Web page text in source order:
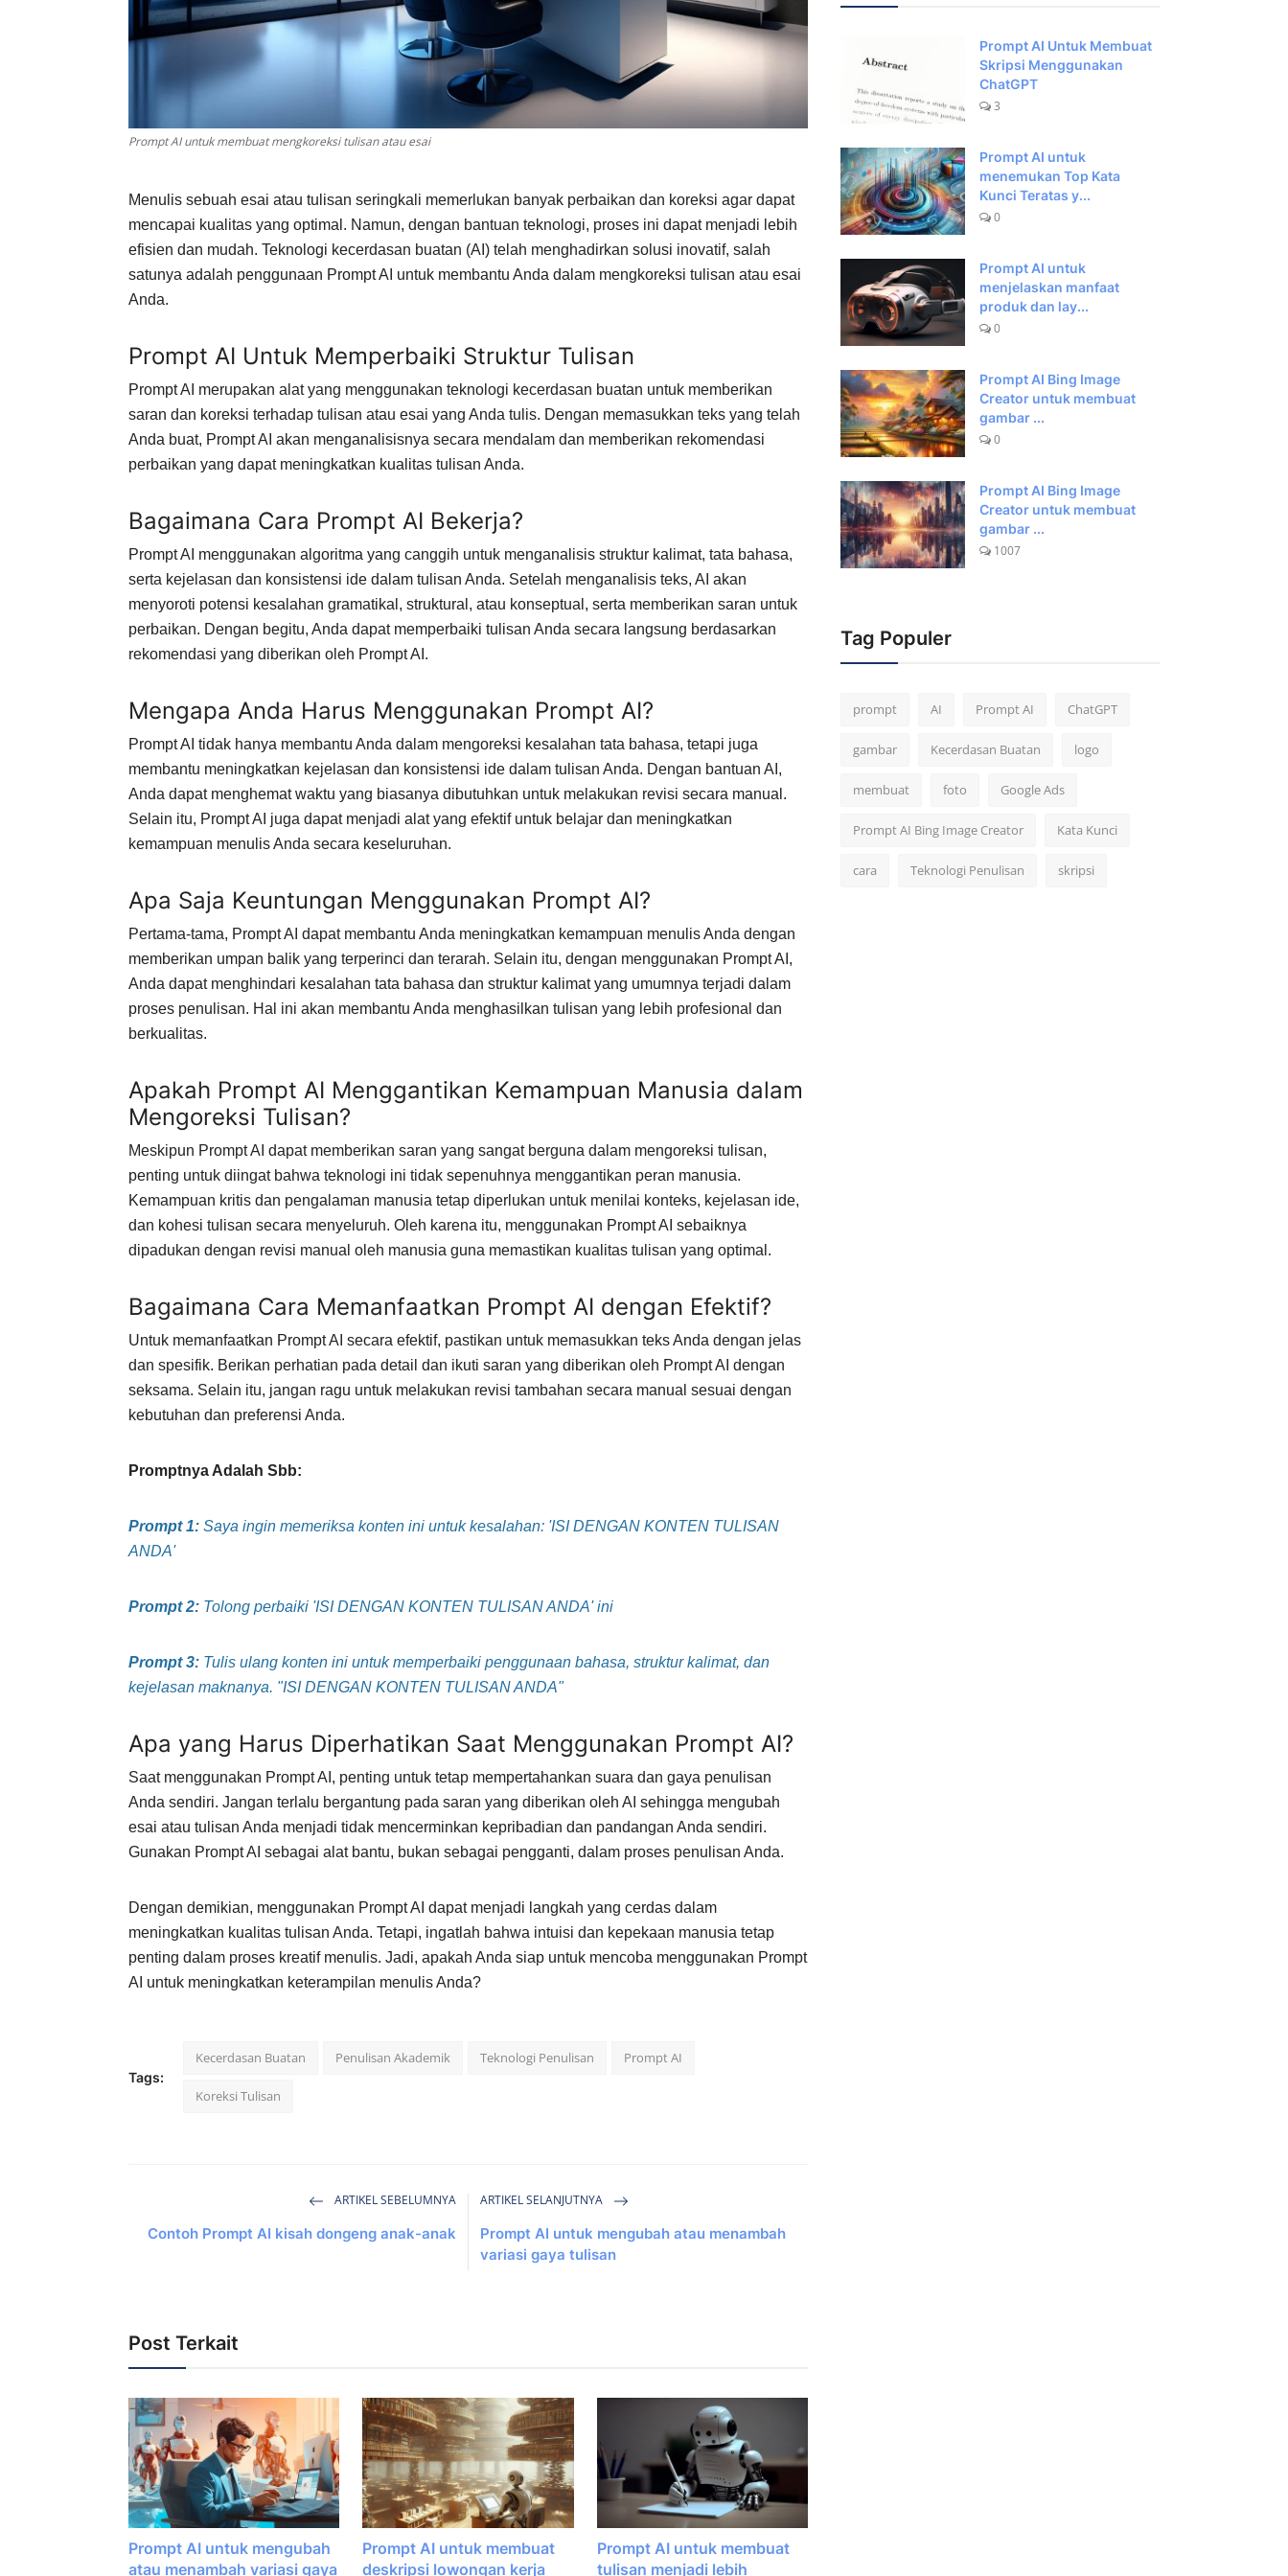
Prompt AI untuk membuat mengkoreksi tulisan atau esai
Menulis sebuah esai atau tulisan seringkali memerlukan banyak perbaikan dan koreksi agar dapat
mencapai kualitas yang optimal. Namun, dengan bantuan teknologi, proses ini dapat menjadi lebih
efisien dan mudah. Teknologi kecerdasan buatan (AI) telah menghadirkan solusi inovatif, salah
satunya adalah penggunaan Prompt AI untuk membantu Anda dalam mengkoreksi tulisan atau esai
Anda.
Prompt AI Untuk Memperbaiki Struktur Tulisan
Prompt AI merupakan alat yang menggunakan teknologi kecerdasan buatan untuk memberikan
saran dan koreksi terhadap tulisan atau esai yang Anda tulis. Dengan memasukkan teks yang telah
Anda buat, Prompt AI akan menganalisisnya secara mendalam dan memberikan rekomendasi
perbaikan yang dapat meningkatkan kualitas tulisan Anda.
Bagaimana Cara Prompt AI Bekerja?
Prompt AI menggunakan algoritma yang canggih untuk menganalisis struktur kalimat, tata bahasa,
serta kejelasan dan konsistensi ide dalam tulisan Anda. Setelah menganalisis teks, AI akan
menyoroti potensi kesalahan gramatikal, struktural, atau konseptual, serta memberikan saran untuk
perbaikan. Dengan begitu, Anda dapat memperbaiki tulisan Anda secara langsung berdasarkan
rekomendasi yang diberikan oleh Prompt AI.
Mengapa Anda Harus Menggunakan Prompt AI?
Prompt AI tidak hanya membantu Anda dalam mengoreksi kesalahan tata bahasa, tetapi juga
membantu meningkatkan kejelasan dan konsistensi ide dalam tulisan Anda. Dengan bantuan AI,
Anda dapat menghemat waktu yang biasanya dibutuhkan untuk melakukan revisi secara manual.
Selain itu, Prompt AI juga dapat menjadi alat yang efektif untuk belajar dan meningkatkan
kemampuan menulis Anda secara keseluruhan.
Apa Saja Keuntungan Menggunakan Prompt AI?
Pertama-tama, Prompt AI dapat membantu Anda meningkatkan kemampuan menulis Anda dengan
memberikan umpan balik yang terperinci dan terarah. Selain itu, dengan menggunakan Prompt AI,
Anda dapat menghindari kesalahan tata bahasa dan struktur kalimat yang umumnya terjadi dalam
proses penulisan. Hal ini akan membantu Anda menghasilkan tulisan yang lebih profesional dan
berkualitas.
Apakah Prompt AI Menggantikan Kemampuan Manusia dalam
Mengoreksi Tulisan?
Meskipun Prompt AI dapat memberikan saran yang sangat berguna dalam mengoreksi tulisan,
penting untuk diingat bahwa teknologi ini tidak sepenuhnya menggantikan peran manusia.
Kemampuan kritis dan pengalaman manusia tetap diperlukan untuk menilai konteks, kejelasan ide,
dan kohesi tulisan secara menyeluruh. Oleh karena itu, menggunakan Prompt AI sebaiknya
dipadukan dengan revisi manual oleh manusia guna memastikan kualitas tulisan yang optimal.
Bagaimana Cara Memanfaatkan Prompt AI dengan Efektif?
Untuk memanfaatkan Prompt AI secara efektif, pastikan untuk memasukkan teks Anda dengan jelas
dan spesifik. Berikan perhatian pada detail dan ikuti saran yang diberikan oleh Prompt AI dengan
seksama. Selain itu, jangan ragu untuk melakukan revisi tambahan secara manual sesuai dengan
kebutuhan dan preferensi Anda.
Promptnya Adalah Sbb:
Prompt 1: Saya ingin memeriksa konten ini untuk kesalahan: 'ISI DENGAN KONTEN TULISAN
ANDA'
Prompt 2: Tolong perbaiki 'ISI DENGAN KONTEN TULISAN ANDA' ini
Prompt 3: Tulis ulang konten ini untuk memperbaiki penggunaan bahasa, struktur kalimat, dan
kejelasan maknanya. "ISI DENGAN KONTEN TULISAN ANDA"
Apa yang Harus Diperhatikan Saat Menggunakan Prompt AI?
Saat menggunakan Prompt AI, penting untuk tetap mempertahankan suara dan gaya penulisan
Anda sendiri. Jangan terlalu bergantung pada saran yang diberikan oleh AI sehingga mengubah
esai atau tulisan Anda menjadi tidak mencerminkan kepribadian dan pandangan Anda sendiri.
Gunakan Prompt AI sebagai alat bantu, bukan sebagai pengganti, dalam proses penulisan Anda.
Dengan demikian, menggunakan Prompt AI dapat menjadi langkah yang cerdas dalam
meningkatkan kualitas tulisan Anda. Tetapi, ingatlah bahwa intuisi dan kepekaan manusia tetap
penting dalam proses kreatif menulis. Jadi, apakah Anda siap untuk mencoba menggunakan Prompt
AI untuk meningkatkan keterampilan menulis Anda?
Tags:
Kecerdasan Buatan Penulisan Akademik Teknologi Penulisan Prompt AI
Koreksi Tulisan
ARTIKEL SEBELUMNYA
Contoh Prompt AI kisah dongeng anak-anak
ARTIKEL SELANJUTNYA
Prompt AI untuk mengubah atau menambah
variasi gaya tulisan
Post Terkait
Prompt AI untuk mengubah
atau menambah variasi gaya
Prompt AI untuk membuat
deskripsi lowongan kerja
Prompt AI untuk membuat
tulisan menjadi lebih
Prompt AI Untuk Membuat
Skripsi Menggunakan
ChatGPT
3
Prompt AI untuk
menemukan Top Kata
Kunci Teratas y...
0
Prompt AI untuk
menjelaskan manfaat
produk dan lay...
0
Prompt AI Bing Image
Creator untuk membuat
gambar ...
0
Prompt AI Bing Image
Creator untuk membuat
gambar ...
1007
Tag Populer
prompt AI Prompt AI ChatGPT
gambar Kecerdasan Buatan logo
membuat foto Google Ads
Prompt AI Bing Image Creator Kata Kunci
cara Teknologi Penulisan skripsi